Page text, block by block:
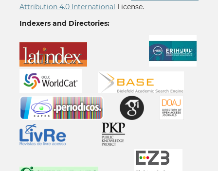
Attribution 4.0 International License.
Indexers and Directories: